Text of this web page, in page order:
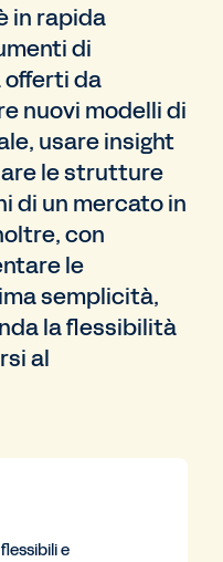
in rapida
di
offerti da
nuovi modelli di
usare insight
le strutture
di un mercato in
con
le
semplicità,
la flessibilità
al
e